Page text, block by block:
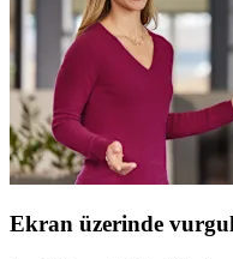
Ekran üzerinde